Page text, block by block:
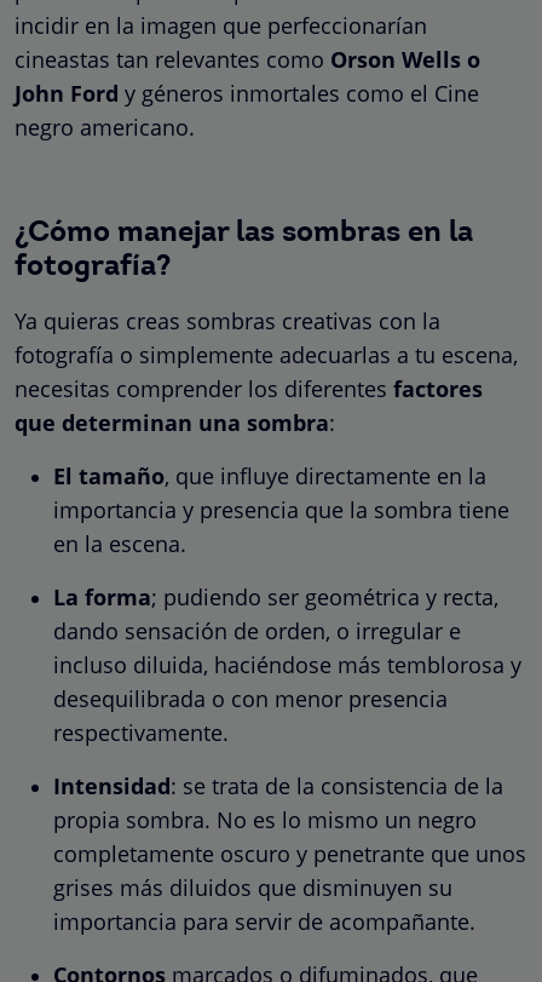
incidir en la imagen que perfeccionarían
cineastas tan relevantes como Orson Wells o
John Ford y géneros inmortales como el Cine
negro americano.
¿Cómo manejar las sombras en la
fotografía?
Ya quieras creas sombras creativas con la
fotografía o simplemente adecuarlas a tu escena,
necesitas comprender los diferentes factores
que determinan una sombra:
El tamaño, que influye directamente en la
importancia y presencia que la sombra tiene
en la escena.
La forma; pudiendo ser geométrica y recta,
dando sensación de orden, o irregular e
incluso diluida, haciéndose más temblorosa y
desequilibrada o con menor presencia
respectivamente.
Intensidad: se trata de la consistencia de la
propia sombra. No es lo mismo un negro
completamente oscuro y penetrante que unos
grises más diluidos que disminuyen su
importancia para servir de acompañante.
Contornos marcados o difuminados, que